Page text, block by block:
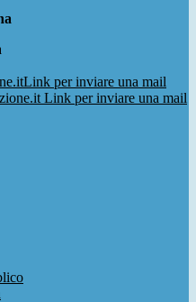
Link per inviare una mail
Link per inviare una mail